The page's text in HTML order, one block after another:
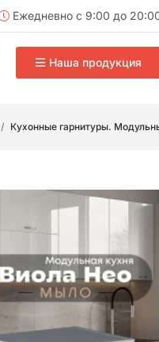
Ежедневно с 9:00 до
Наша продукция
Кухонные гарнитуры.